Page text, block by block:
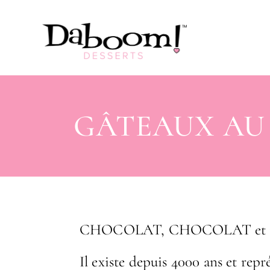
GÂTEAUX
CHOCOLAT, CHOCOLAT et
Il existe depuis 4000 ans et